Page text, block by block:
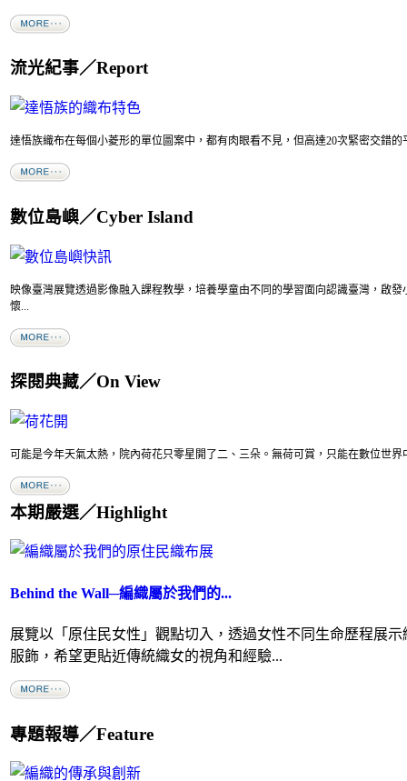
流光紀事／Report
達悟族織布在每個小菱形的單位圖案中，都有肉眼看不見，但高達20次緊密交錯的
數位島嶼／Cyber Island
映像臺灣展覽透過影像融入課程教學，培養學童由不同的學習面向認識臺灣，啟
懷...
探閱典藏／On View
可能是今年天氣太熱，院內荷花只零星開了二、三朵。無荷可賞，只能在數位世界
本期嚴選／Highlight
Behind the Wall─編織屬於我們的...
展覽以「原住民女性」觀點切入，透過女性不同生命歷程展示
服飾，希望更貼近傳統織女的視角和經驗...
專題報導／Feature